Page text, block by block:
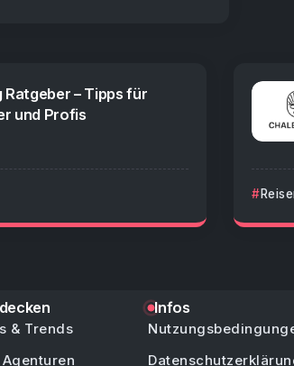
Ratgeber – Tipps für
und Profis
& Trends
Agenturen
Infos